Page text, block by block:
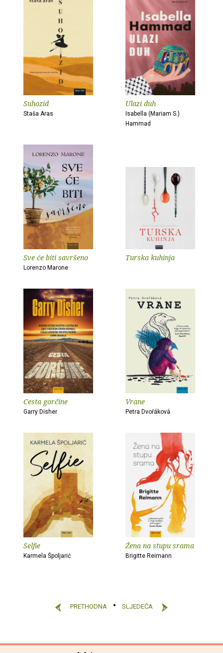
Suhozid
Staša Aras
Ulazi duh
Isabella (Mariam S.)
Hammad
Sve će biti savršeno
Lorenzo Marone
Turska kuhinja
Cesta gorčine
Garry Disher
Vrane
Petra Dvořáková
Selfie
Karmela Špoljarić
Žena na stupu srama
Brigitte Reimann
PRETHODNA SLJEDEĆA